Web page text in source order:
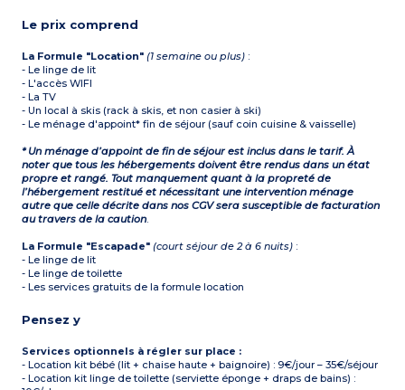
Le prix comprend
La Formule "Location" (1 semaine ou plus) :
- Le linge de lit
- L'accès WIFI
- La TV
- Un local à skis (rack à skis, et non casier à ski)
- Le ménage d'appoint* fin de séjour (sauf coin cuisine & vaisselle)
* Un ménage d’appoint de fin de séjour est inclus dans le tarif. À
noter que tous les hébergements doivent être rendus dans un état
propre et rangé. Tout manquement quant à la propreté de
l’hébergement restitué et nécessitant une intervention ménage
autre que celle décrite dans nos CGV sera susceptible de facturation
au travers de la caution.
La Formule "Escapade" (court séjour de 2 à 6 nuits) :
- Le linge de lit
- Le linge de toilette
- Les services gratuits de la formule location
Pensez y
Services optionnels à régler sur place :
- Location kit bébé (lit + chaise haute + baignoire) : 9€/jour – 35€/séjour
- Location kit linge de toilette (serviette éponge + draps de bains) :